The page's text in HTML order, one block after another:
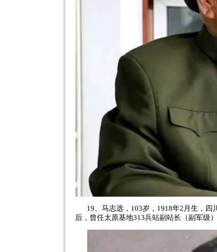
19、马志选，103岁，1918年2月生，
后，曾任太原基地313兵站副站长（副军级